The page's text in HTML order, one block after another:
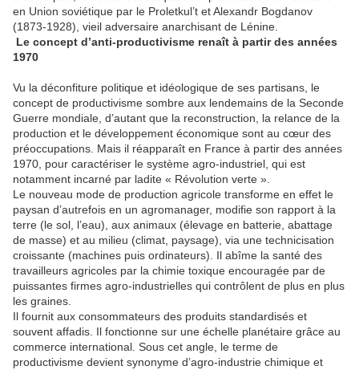
en Union soviétique par le Proletkul’t et Alexandr Bogdanov
(1873-1928), vieil adversaire anarchisant de Lénine.
Le concept d’anti-productivisme renaît à partir des années
1970
Vu la déconfiture politique et idéologique de ses partisans, le
concept de productivisme sombre aux lendemains de la Seconde
Guerre mondiale, d’autant que la reconstruction, la relance de la
production et le développement économique sont au cœur des
préoccupations. Mais il réapparaît en France à partir des années
1970, pour caractériser le système agro-industriel, qui est
notamment incarné par ladite « Révolution verte ».
Le nouveau mode de production agricole transforme en effet le
paysan d’autrefois en un agromanager, modifie son rapport à la
terre (le sol, l’eau), aux animaux (élevage en batterie, abattage
de masse) et au milieu (climat, paysage), via une technicisation
croissante (machines puis ordinateurs). Il abîme la santé des
travailleurs agricoles par la chimie toxique encouragée par de
puissantes firmes agro-industrielles qui contrôlent de plus en plus
les graines.
Il fournit aux consommateurs des produits standardisés et
souvent affadis. Il fonctionne sur une échelle planétaire grâce au
commerce international. Sous cet angle, le terme de
productivisme devient synonyme d’agro-industrie chimique et